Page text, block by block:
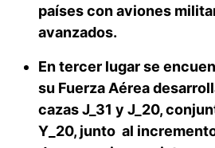
países con aviones
avanzados.
En tercer lugar se
su Fuerza Aérea
cazas J_31 y J_20,
Y_20, junto al